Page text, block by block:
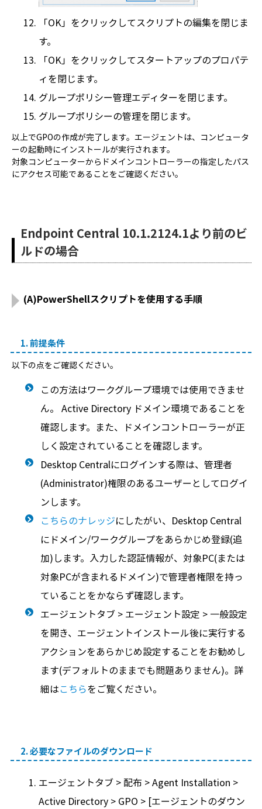
「OK」をクリックしてスクリプトの編集を閉じま
す。
「OK」をクリックしてスタートアップのプロパテ
ィを閉じます。
グループポリシー管理エディターを閉じます。
グループポリシーの管理を閉じます。
以上でGPOの作成が完了します。エージェントは、コンピュータ
ーの起動時にインストールが実行されます。
対象コンピューターからドメインコントローラーの指定したパス
にアクセス可能であることをご確認ください。
Endpoint Central 10.1.2124.1より前のビ
ルドの場合
(A)PowerShellスクリプトを使用する手順
1. 前提条件
以下の点をご確認ください。
この方法はワークグループ環境では使用できませ
ん。 Active Directory ドメイン環境であることを
確認します。また、ドメインコントローラーが正
しく設定されていることを確認します。
Desktop Centralにログインする際は、管理者
(Administrator)権限のあるユーザーとしてログイ
ンします。
こちらのナレッジにしたがい、Desktop Central
にドメイン/ワークグループをあらかじめ登録(追
加)します。入力した認証情報が、対象PC(または
対象PCが含まれるドメイン)で管理者権限を持っ
ていることをかならず確認します。
エージェントタブ > エージェント設定 > 一般設定
を開き、エージェントインストール後に実行する
アクションをあらかじめ設定することをお勧めし
ます(デフォルトのままでも問題ありません)。詳
細はこちらをご覧ください。
2. 必要なファイルのダウンロード
エージェントタブ > 配布 > Agent Installation >
Active Directory > GPO > [エージェントのダウン